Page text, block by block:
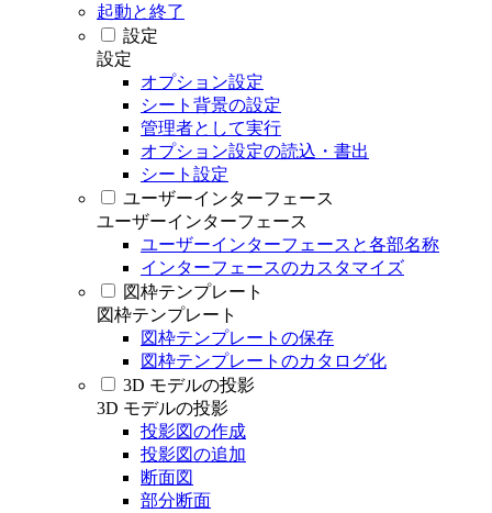
起動と終了
設定
設定
オプション設定
シート背景の設定
管理者として実行
オプション設定の読込・書出
シート設定
ユーザーインターフェース
ユーザーインターフェース
ユーザーインターフェースと各部名称
インターフェースのカスタマイズ
図枠テンプレート
図枠テンプレート
図枠テンプレートの保存
図枠テンプレートのカタログ化
3D モデルの投影
3D モデルの投影
投影図の作成
投影図の追加
断面図
部分断面